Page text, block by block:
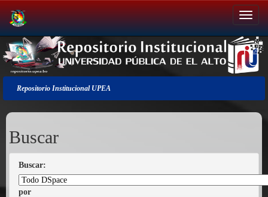
Salir
de
la
navegación
Repositorio Institucional UPEA
Buscar
Buscar:
por